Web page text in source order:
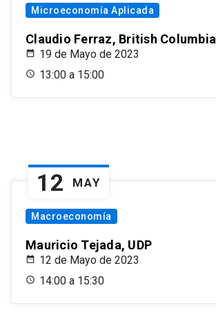
Microeconomía Aplicada
Claudio Ferraz, British Columbia
19 de Mayo de 2023
13:00 a 15:00
12 MAY
Macroeconomía
Mauricio Tejada, UDP
12 de Mayo de 2023
14:00 a 15:30